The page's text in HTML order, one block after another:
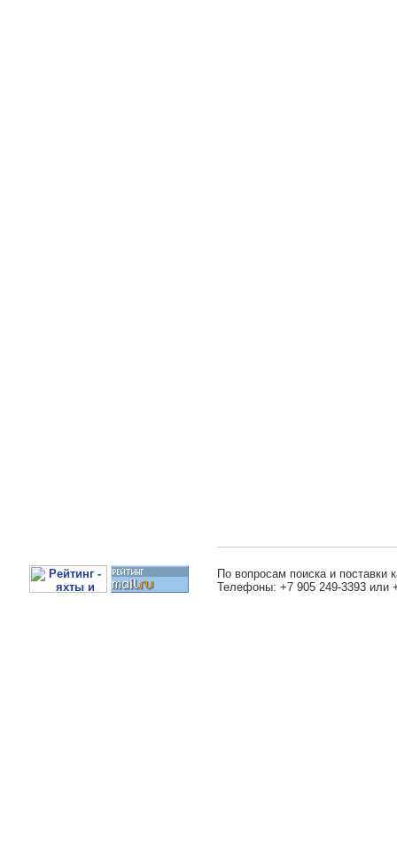
По вопросам поиска и поставки
Телефоны: +7 905 249-3393 или